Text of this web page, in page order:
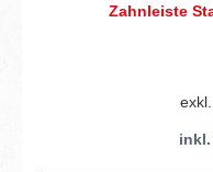
Zahnleiste
inkl.